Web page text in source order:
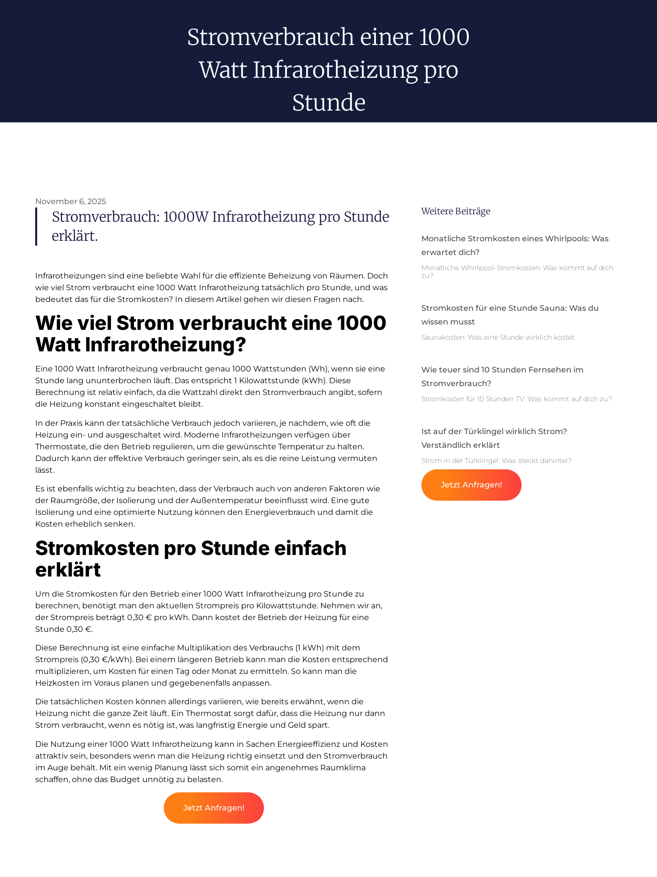
Stromverbrauch einer 1000
Watt Infrarotheizung pro
Stunde
November 6, 2025
Stromverbrauch: 1000W Infrarotheizung pro Stunde
erklärt.
Infrarotheizungen sind eine beliebte Wahl für die effiziente Beheizung von Räumen. Doch
wie viel Strom verbraucht eine 1000 Watt Infrarotheizung tatsächlich pro Stunde, und was
bedeutet das für die Stromkosten? In diesem Artikel gehen wir diesen Fragen nach.
Wie viel Strom verbraucht eine 1000
Watt Infrarotheizung?
Eine 1000 Watt Infrarotheizung verbraucht genau 1000 Wattstunden (Wh), wenn sie eine
Stunde lang ununterbrochen läuft. Das entspricht 1 Kilowattstunde (kWh). Diese
Berechnung ist relativ einfach, da die Wattzahl direkt den Stromverbrauch angibt, sofern
die Heizung konstant eingeschaltet bleibt.
In der Praxis kann der tatsächliche Verbrauch jedoch variieren, je nachdem, wie oft die
Heizung ein- und ausgeschaltet wird. Moderne Infrarotheizungen verfügen über
Thermostate, die den Betrieb regulieren, um die gewünschte Temperatur zu halten.
Dadurch kann der effektive Verbrauch geringer sein, als es die reine Leistung vermuten
lässt.
Es ist ebenfalls wichtig zu beachten, dass der Verbrauch auch von anderen Faktoren wie
der Raumgröße, der Isolierung und der Außentemperatur beeinflusst wird. Eine gute
Isolierung und eine optimierte Nutzung können den Energieverbrauch und damit die
Kosten erheblich senken.
Stromkosten pro Stunde einfach
erklärt
Um die Stromkosten für den Betrieb einer 1000 Watt Infrarotheizung pro Stunde zu
berechnen, benötigt man den aktuellen Strompreis pro Kilowattstunde. Nehmen wir an,
der Strompreis beträgt 0,30 € pro kWh. Dann kostet der Betrieb der Heizung für eine
Stunde 0,30 €.
Diese Berechnung ist eine einfache Multiplikation des Verbrauchs (1 kWh) mit dem
Strompreis (0,30 €/kWh). Bei einem längeren Betrieb kann man die Kosten entsprechend
multiplizieren, um Kosten für einen Tag oder Monat zu ermitteln. So kann man die
Heizkosten im Voraus planen und gegebenenfalls anpassen.
Die tatsächlichen Kosten können allerdings variieren, wie bereits erwähnt, wenn die
Heizung nicht die ganze Zeit läuft. Ein Thermostat sorgt dafür, dass die Heizung nur dann
Strom verbraucht, wenn es nötig ist, was langfristig Energie und Geld spart.
Die Nutzung einer 1000 Watt Infrarotheizung kann in Sachen Energieeffizienz und Kosten
attraktiv sein, besonders wenn man die Heizung richtig einsetzt und den Stromverbrauch
im Auge behält. Mit ein wenig Planung lässt sich somit ein angenehmes Raumklima
schaffen, ohne das Budget unnötig zu belasten.
Jetzt Anfragen!
Weitere Beiträge
Monatliche Stromkosten eines Whirlpools: Was
erwartet dich?
Monatliche Whirlpool-Stromkosten: Was kommt auf dich
zu?
Stromkosten für eine Stunde Sauna: Was du
wissen musst
Saunakosten: Was eine Stunde wirklich kostet
Wie teuer sind 10 Stunden Fernsehen im
Stromverbrauch?
Stromkosten für 10 Stunden TV: Was kommt auf dich zu?
Ist auf der Türklingel wirklich Strom?
Verständlich erklärt
Strom in der Türklingel: Was steckt dahinter?
Jetzt Anfragen!